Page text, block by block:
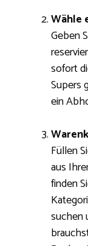
Wähle
Geben
sofort
Supers
ein
Füllen
aus
finden
suchen